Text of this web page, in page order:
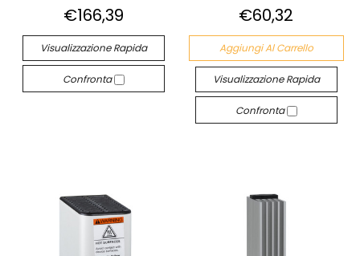
€166,39
Visualizzazione Rapida
Confronta
€60,32
Aggiungi Al Carrello
Visualizzazione Rapida
Confronta